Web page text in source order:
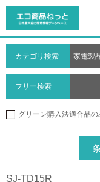
カテゴリ検索
フリー検索
グリーン購入法適合品
SJ-TD15R